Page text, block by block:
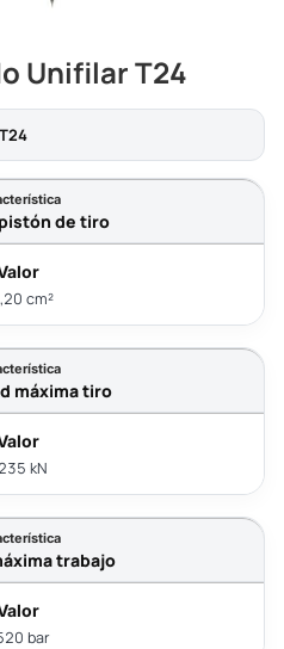
Unifilar T24
de tiro
cm²
máxima tiro
kN
trabajo
bar